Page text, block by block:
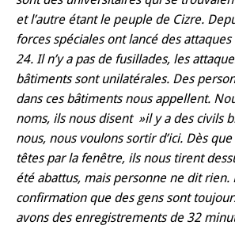
et l’autre étant le peuple de Cizre.
forces spéciales ont lancé des
24. Il n’y a pas de fusillades, les
bâtiments sont unilatérales. Des
dans ces bâtiments nous appellent.
noms, ils nous disent »il y a des civils
nous, nous voulons sortir d’ici. Dès
têtes par la fenêtre, ils nous tirent
été abattus, mais personne ne dit rien.
confirmation que des gens sont
avons des enregistrements de 32